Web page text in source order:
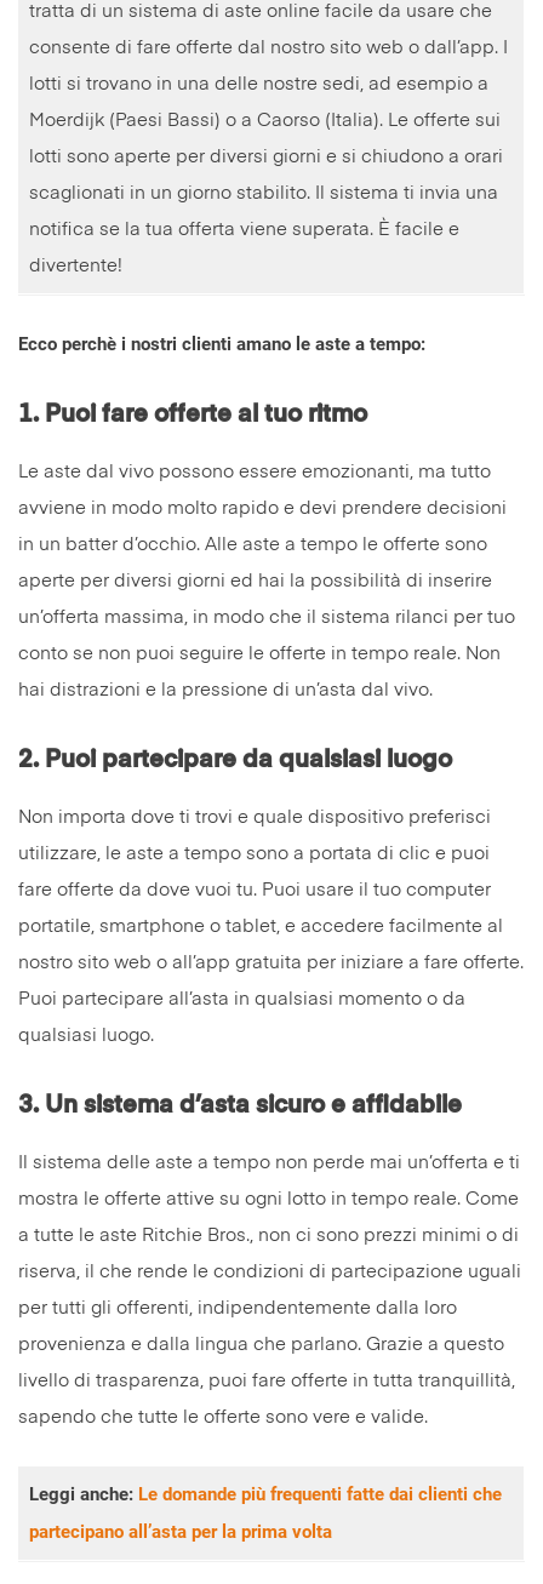
tratta di un sistema di aste online facile da usare che
consente di fare offerte dal nostro sito web o dall’app. I
lotti si trovano in una delle nostre sedi, ad esempio a
Moerdijk (Paesi Bassi) o a Caorso (Italia). Le offerte sui
lotti sono aperte per diversi giorni e si chiudono a orari
scaglionati in un giorno stabilito. Il sistema ti invia una
notifica se la tua offerta viene superata. È facile e
divertente!
Ecco perchè i nostri clienti amano le aste a tempo:
1. Puoi fare offerte al tuo ritmo
Le aste dal vivo possono essere emozionanti, ma tutto
avviene in modo molto rapido e devi prendere decisioni
in un batter d’occhio. Alle aste a tempo le offerte sono
aperte per diversi giorni ed hai la possibilità di inserire
un’offerta massima, in modo che il sistema rilanci per tuo
conto se non puoi seguire le offerte in tempo reale. Non
hai distrazioni e la pressione di un’asta dal vivo.
2. Puoi partecipare da qualsiasi luogo
Non importa dove ti trovi e quale dispositivo preferisci
utilizzare, le aste a tempo sono a portata di clic e puoi
fare offerte da dove vuoi tu. Puoi usare il tuo computer
portatile, smartphone o tablet, e accedere facilmente al
nostro sito web o all’app gratuita per iniziare a fare offerte.
Puoi partecipare all’asta in qualsiasi momento o da
qualsiasi luogo.
3. Un sistema d’asta sicuro e affidabile
Il sistema delle aste a tempo non perde mai un’offerta e ti
mostra le offerte attive su ogni lotto in tempo reale. Come
a tutte le aste Ritchie Bros., non ci sono prezzi minimi o di
riserva, il che rende le condizioni di partecipazione uguali
per tutti gli offerenti, indipendentemente dalla loro
provenienza e dalla lingua che parlano. Grazie a questo
livello di trasparenza, puoi fare offerte in tutta tranquillità,
sapendo che tutte le offerte sono vere e valide.
Leggi anche: Le domande più frequenti fatte dai clienti che
partecipano all’asta per la prima volta